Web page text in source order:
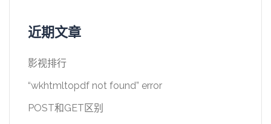
近期文章
影视排行
“wkhtmltopdf not found” error
POST和GET区别